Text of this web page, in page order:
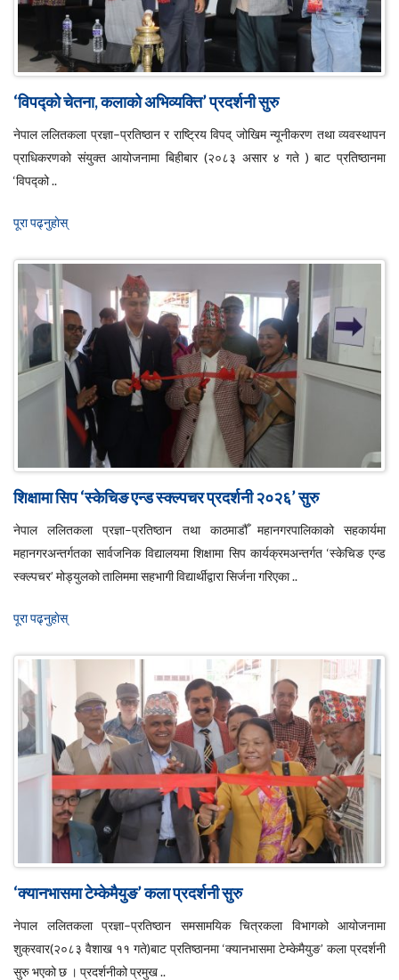
‘विपद्को चेतना, कलाको अभिव्यक्ति’ प्रदर्शनी सुरु
नेपाल ललितकला प्रज्ञा–प्रतिष्ठान र राष्ट्रिय विपद् जोखिम न्यूनीकरण तथा व्यवस्थापन
प्राधिकरणको संयुक्त आयोजनामा बिहीबार (२०८३ असार ४ गते ) बाट प्रतिष्ठानमा
‘विपद्को ..
पूरा पढ्नुहाेस्
शिक्षामा सिप ‘स्केचिङ एन्ड स्क्ल्पचर प्रदर्शनी २०२६’ सुरु
नेपाल ललितकला प्रज्ञा–प्रतिष्ठान तथा काठमाडौँ महानगरपालिकाको सहकार्यमा
महानगरअन्तर्गतका सार्वजनिक विद्यालयमा शिक्षामा सिप कार्यक्रमअन्तर्गत ‘स्केचिङ एन्ड
स्क्ल्पचर’ मोड्युलको तालिममा सहभागी विद्यार्थीद्वारा सिर्जना गरिएका ..
पूरा पढ्नुहाेस्
‘क्यानभासमा टेम्केमैयुङ’ कला प्रदर्शनी सुरु
नेपाल ललितकला प्रज्ञा–प्रतिष्ठान समसामयिक चित्रकला विभागको आयोजनामा
शुक्रवार(२०८३ वैशाख ११ गते)बाट प्रतिष्ठानमा ‘क्यानभासमा टेम्केमैयुङ’ कला प्रदर्शनी
सुरु भएको छ । प्रदर्शनीको प्रमुख ..